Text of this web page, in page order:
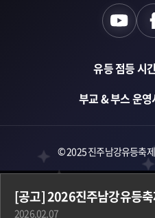
2026.02.07
유등 점등 시
부교 & 부스 운영
© 2025 진주남강유등축제